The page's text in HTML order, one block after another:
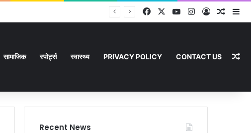
FacebookYouTubeInstagram
Log In
सामाजिक स्पोर्ट्स स्वास्थ्य PRIVACY POLICY CONTACT US
Recent News